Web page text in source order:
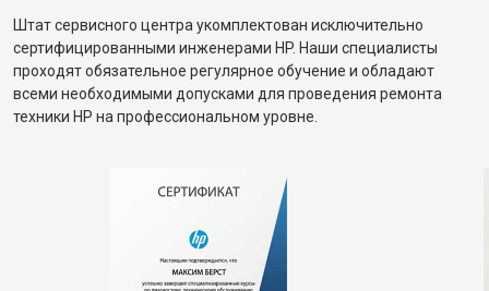
Штат сервисного центра укомплектован исключительно
сертифицированными инженерами HP. Наши специалисты
проходят обязательное регулярное обучение и обладают
всеми необходимыми допусками для проведения ремонта
техники HP на профессиональном уровне.